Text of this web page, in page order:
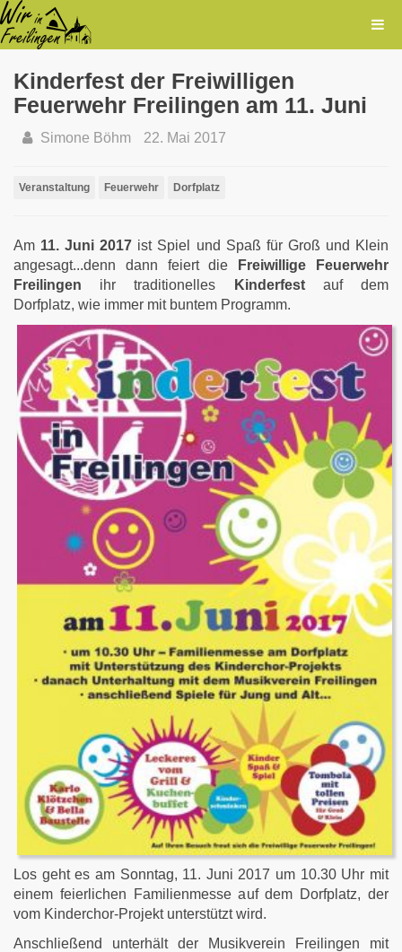
Kinderfest der Freiwilligen
Feuerwehr Freilingen am 11. Juni
Simone Böhm 22. Mai 2017
Veranstaltung Feuerwehr Dorfplatz
Am 11. Juni 2017 ist Spiel und Spaß für Groß und Klein
angesagt...denn dann feiert die
Freiwillige Feuerwehr
Freilingen ihr traditionelles Kinderfestauf dem
Dorfplatz, wie immer mit buntem Programm.
Los geht es am Sonntag, 11. Juni 2017 um 10.30 Uhr mit
einem feierlichen Familienmesse auf dem Dorfplatz, der
vom Kinderchor-Projekt unterstützt wird.
Anschließend unterhält der Musikverein Freilingen mit